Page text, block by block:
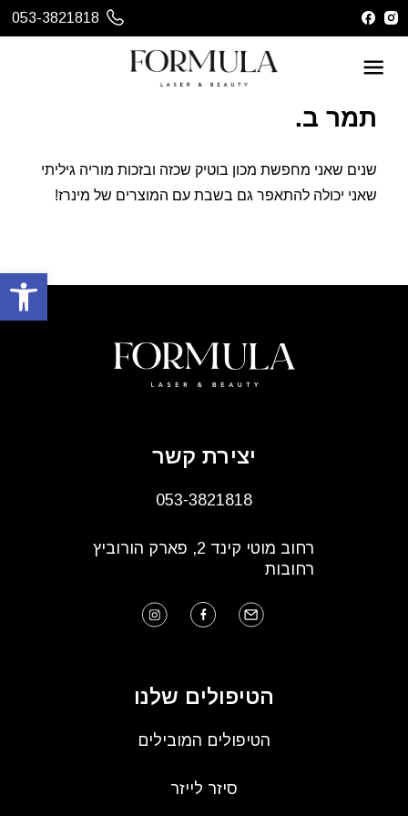
פתח
053-3821818
תמר ב.
שנים שאני מחפשת מכון בוטיק שכזה ובזכות מוריה גיליתי
שאני יכולה להתאפר גם בשבת עם המוצרים של מינרז!
יצירת קשר
053-3821818
רחוב מוטי קינד 2, פארק הורוביץ
רחובות
הטיפולים שלנו
הטיפולים המובילים
סיזר לייזר